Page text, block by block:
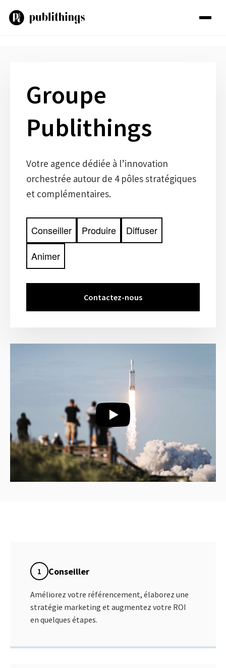
Groupe
Publithings
Votre agence dédiée à l’innovation
orchestrée autour de 4 pôles stratégiques
et complémentaires.
Conseiller Produire
Diffuser
Animer
Contactez-nous
1 Conseiller
Améliorez votre référencement, élaborez une
stratégie marketing et augmentez votre ROI
en quelques étapes.